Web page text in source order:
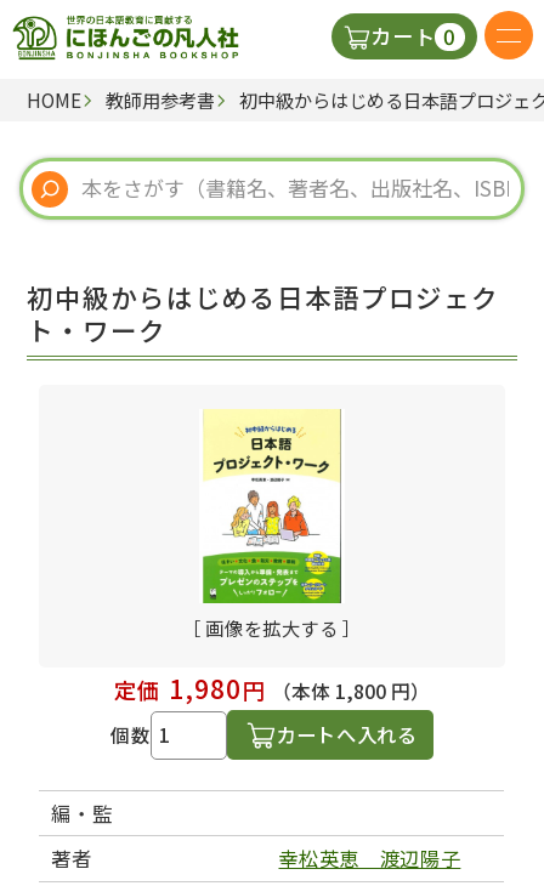
カート 0
日本語の教科書
視聴覚・補助教材
教師用参考書
HOME 教師用参考書 初中級からはじめる日本語プロジェ
初中級からはじめる日本語プロジェク
ト・ワーク
［ 画像を拡大する ］
定価 1,980円
（本体 1,800 円）
個数
カートへ入れる
編・監
著者
幸松英恵 渡辺陽子